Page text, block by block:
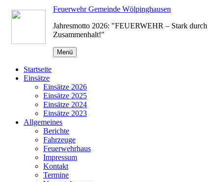
Zum
Inhalt
Feuerwehr Gemeinde Wölpinghausen
Jahresmotto 2026: "FEUERWEHR – Stark durch
Zusammenhalt!"
Menü
Startseite
Einsätze
Einsätze 2026
Einsätze 2025
Einsätze 2024
Einsätze 2023
Allgemeines
Berichte
Fahrzeuge
Feuerwehrhaus
Impressum
Kontakt
Termine